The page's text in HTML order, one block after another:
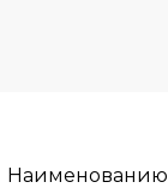
Наименованию